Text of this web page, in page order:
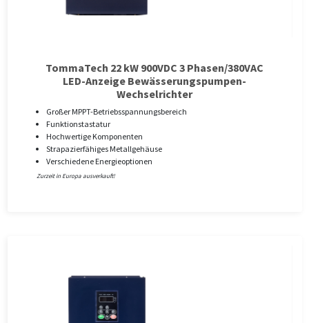
TommaTech 22 kW 900VDC 3 Phasen/380VAC
LED-Anzeige Bewässerungspumpen-
Wechselrichter
Großer MPPT-Betriebsspannungsbereich
Funktionstastatur
Hochwertige Komponenten
Strapazierfähiges Metallgehäuse
Verschiedene Energieoptionen
Zurzeit in Europa ausverkauft!